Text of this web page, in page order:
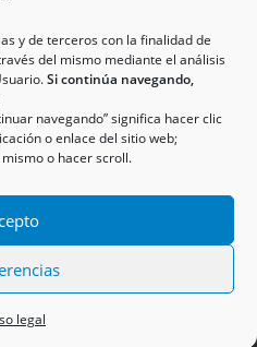
y de terceros con la finalidad de
del mismo mediante el análisis
Si continúa navegando,
navegando” significa hacer clic
o enlace del sitio web;
o hacer scroll.
legal